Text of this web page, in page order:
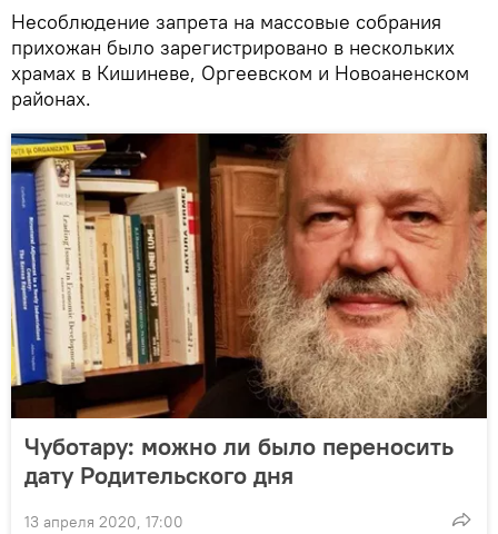
Несоблюдение запрета на массовые собрания
прихожан было зарегистрировано в нескольких
храмах в Кишиневе, Оргеевском и Новоаненском
районах.
Чуботару: можно ли было переносить
дату Родительского дня
13 апреля 2020, 17:00